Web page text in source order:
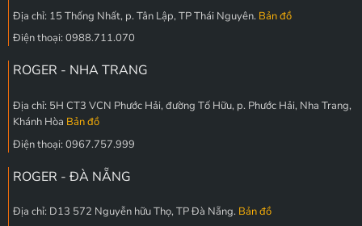
Địa chỉ: 15 Thống Nhất, p. Tân Lập, TP Thái Nguyên. Bản đồ
Điện thoại: 0988.711.070
ROGER - NHA TRANG
Địa chỉ: 5H CT3 VCN Phước Hải, đường Tố Hữu, p. Phước Hải, Nha Trang,
Khánh Hòa Bản đồ
Điện thoại: 0967.757.999
ROGER - ĐÀ NẴNG
Địa chỉ: D13 572 Nguyễn hữu Thọ, TP Đà Nẵng. Bản đồ